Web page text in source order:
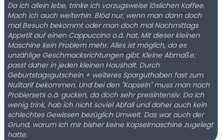
Da ich allein lebe, trinke ich vorzugsweise löslichen Kaffee.
Mach ich auch weiterhin. Blöd nur, wenn man dann doch
mal Besuch bekommt oder man doch mal Nachmittags
Appetit auf einen Cappuccino o.ä. hat. Mit dieser kleinen
Maschine kein Problem mehr. Alles ist möglich, da es
unzählige Geschmacksrichtungen gibt. Kleine Abmaße;
passt daher in jeden kleinen Haushalt. Durch
Geburtstagsgutschein + weiteres Sparguthaben fast zum
Nulltarif bekommen. Und bei den "Kapseln" muss man nach
Probiersets o.ä. gucken, da doch sehr preisintensiv. Da ich
wenig trink, hab ich nicht soviel Abfall und daher auch kein
schlechtes Gewissen bezüglich Umwelt. Das war auch der
Grund, warum ich mir bisher keine Kapselmaschine zugelegt
hatte.